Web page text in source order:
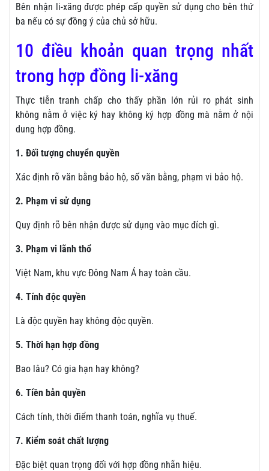
Bên nhận li-xăng được phép cấp quyền sử dụng cho bên thứ
ba nếu có sự đồng ý của chủ sở hữu.
10 điều khoản quan trọng nhất
trong hợp đồng li-xăng
Thực tiễn tranh chấp cho thấy phần lớn rủi ro phát sinh
không nằm ở việc ký hay không ký hợp đồng mà nằm ở nội
dung hợp đồng.
1. Đối tượng chuyển quyền
Xác định rõ văn bằng bảo hộ, số văn bằng, phạm vi bảo hộ.
2. Phạm vi sử dụng
Quy định rõ bên nhận được sử dụng vào mục đích gì.
3. Phạm vi lãnh thổ
Việt Nam, khu vực Đông Nam Á hay toàn cầu.
4. Tính độc quyền
Là độc quyền hay không độc quyền.
5. Thời hạn hợp đồng
Bao lâu? Có gia hạn hay không?
6. Tiền bản quyền
Cách tính, thời điểm thanh toán, nghĩa vụ thuế.
7. Kiểm soát chất lượng
Đặc biệt quan trọng đối với hợp đồng nhãn hiệu.